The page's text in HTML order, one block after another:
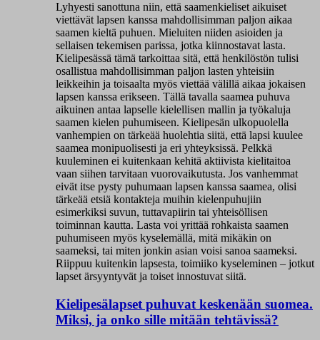
Lyhyesti sanottuna niin, että saamenkieliset aikuiset
viettävät lapsen kanssa mahdollisimman paljon aikaa
saamen kieltä puhuen. Mieluiten niiden asioiden ja
sellaisen tekemisen parissa, jotka kiinnostavat lasta.
Kielipesässä tämä tarkoittaa sitä, että henkilöstön tulisi
osallistua mahdollisimman paljon lasten yhteisiin
leikkeihin ja toisaalta myös viettää välillä aikaa jokaisen
lapsen kanssa erikseen. Tällä tavalla saamea puhuva
aikuinen antaa lapselle kielellisen mallin ja työkaluja
saamen kielen puhumiseen. Kielipesän ulkopuolella
vanhempien on tärkeää huolehtia siitä, että lapsi kuulee
saamea monipuolisesti ja eri yhteyksissä. Pelkkä
kuuleminen ei kuitenkaan kehitä aktiivista kielitaitoa
vaan siihen tarvitaan vuorovaikutusta. Jos vanhemmat
eivät itse pysty puhumaan lapsen kanssa saamea, olisi
tärkeää etsiä kontakteja muihin kielenpuhujiin
esimerkiksi suvun, tuttavapiirin tai yhteisöllisen
toiminnan kautta. Lasta voi yrittää rohkaista saamen
puhumiseen myös kyselemällä, mitä mikäkin on
saameksi, tai miten jonkin asian voisi sanoa saameksi.
Riippuu kuitenkin lapsesta, toimiiko kyseleminen – jotkut
lapset ärsyyntyvät ja toiset innostuvat siitä.
Kielipesälapset puhuvat keskenään suomea.
Miksi, ja onko sille mitään tehtävissä?